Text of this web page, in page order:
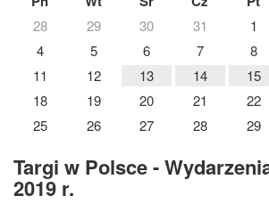
28 29 30 31 1
4
5 6 7 8
11
12 13 14 15
18
19 20 21 22
25
26 27 28 29
Targi w Polsce -
2019 r.